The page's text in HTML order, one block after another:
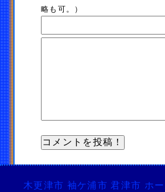
略も可。）
木更津市 袖ケ浦市 君津市 ホ